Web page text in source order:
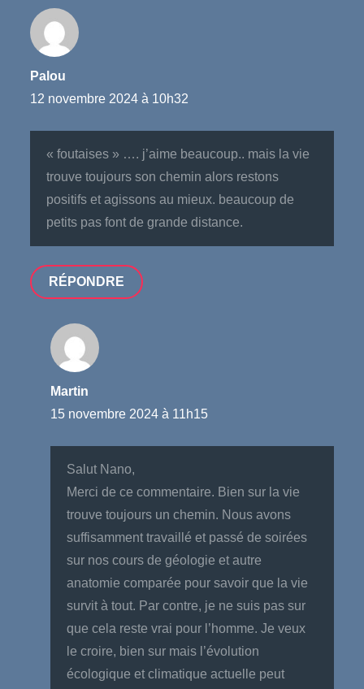
Palou
12 novembre 2024 à 10h32
« foutaises » …. j’aime beaucoup.. mais la vie
trouve toujours son chemin alors restons
positifs et agissons au mieux. beaucoup de
petits pas font de grande distance.
RÉPONDRE
Martin
15 novembre 2024 à 11h15
Salut Nano,
Merci de ce commentaire. Bien sur la vie
trouve toujours un chemin. Nous avons
suffisamment travaillé et passé de soirées
sur nos cours de géologie et autre
anatomie comparée pour savoir que la vie
survit à tout. Par contre, je ne suis pas sur
que cela reste vrai pour l’homme. Je veux
le croire, bien sur mais l’évolution
écologique et climatique actuelle peut